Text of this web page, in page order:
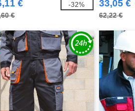
€
€
-32% 33,05 €
62,22 €